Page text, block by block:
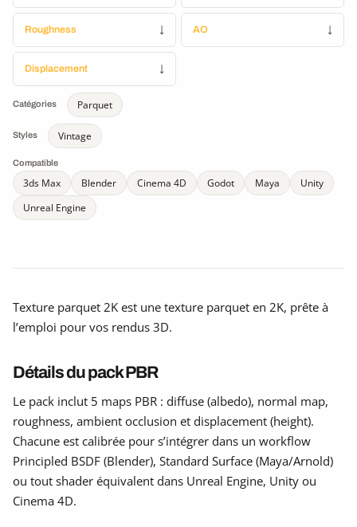
Roughness ↓ AO ↓
Displacement ↓
Catégories Parquet
Styles Vintage
Compatible
3ds Max Blender Cinema 4D Godot Maya
Unity
Unreal Engine
Texture parquet 2K est une texture parquet en 2K, prête à
l’emploi pour vos rendus 3D.
Détails du pack PBR
Le pack inclut 5 maps PBR : diffuse (albedo), normal map,
roughness, ambient occlusion et displacement (height).
Chacune est calibrée pour s’intégrer dans un workflow
Principled BSDF (Blender), Standard Surface (Maya/Arnold)
ou tout shader équivalent dans Unreal Engine, Unity ou
Cinema 4D.